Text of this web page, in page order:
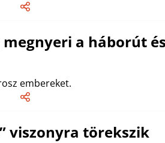
a háborút
embereket.
viszonyra törekszik